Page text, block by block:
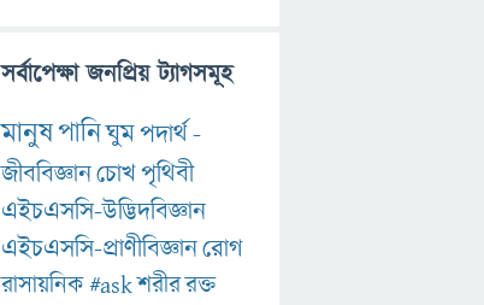
সর্বাপেক্ষা জনপ্রিয় ট্যাগসমূহ
মানুষপানিঘুমপদার্থ-
জীববিজ্ঞানচোখপৃথিবী
এইচএসসি-উদ্ভিদবিজ্ঞান
এইচএসসি-প্রাণীবিজ্ঞানরোগ
রাসায়নিক#askশরীররক্ত